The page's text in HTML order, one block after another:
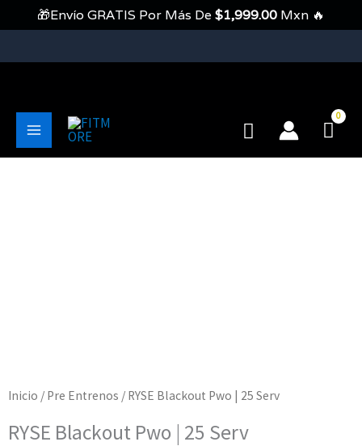
Contenido
Main
Buscar
Inicio / Pre Entrenos / RYSE Blackout Pwo | 25 Serv
RYSE Blackout Pwo | 25 Serv
🎁Envío GRATIS Por Más De $1,999.00 Mxn 🔥